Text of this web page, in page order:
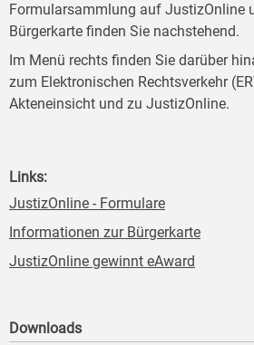
Formularsammlung auf JustizOnline
Bürgerkarte finden Sie nachstehend.
Im Menü rechts finden Sie darüber
zum Elektronischen Rechtsverkehr
Akteneinsicht und zu JustizOnline.
Links:
JustizOnline - Formulare
Informationen zur Bürgerkarte
JustizOnline gewinnt eAward
Downloads